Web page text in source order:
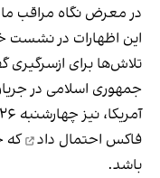
در معرض نگاه مراقب
این اظهارات در نشست
تلاش‌ها برای
جمهوری اسلامی در
فاکس احتمال داد
که
باشد.